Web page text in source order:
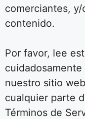
comerciantes,
contenido.
Por favor, lee
nuestro sitio
cualquier parte
Términos de